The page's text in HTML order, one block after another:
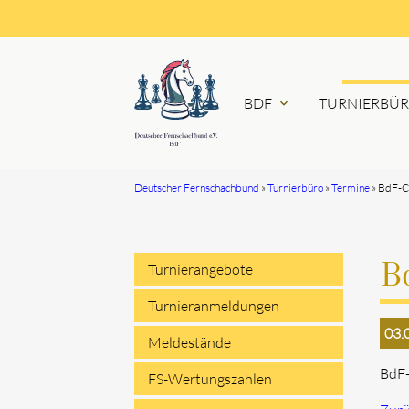
BDF expand_more
Deutscher Fernschachbund Turnierbüro Termine BdF-
Navigation
überspringen
Turnierangebote
Turnieranmeldungen
Meldestände
FS-Wertungszahlen